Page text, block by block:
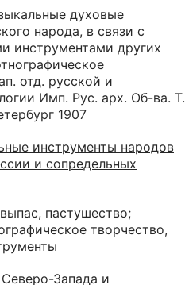
духовые
народа, в связи с
инструментами других
отд. русской и
Имп. Рус. арх. Об-ва. Т.
1907
инструменты народов
и сопредельных
пастушество;
творчество,
Запада и